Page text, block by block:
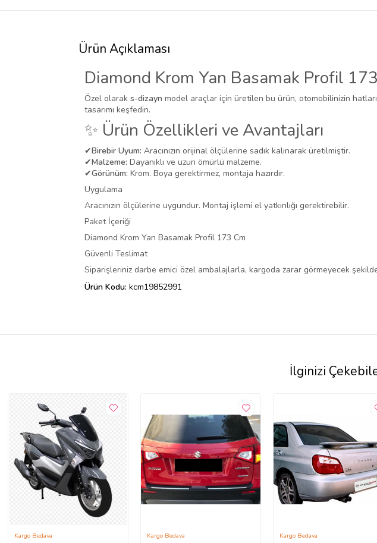
Ürün Açıklaması
Diamond Krom Yan Basamak Profil
Özel olarak s-dizayn model araçlar için üretilen bu ürün, otomobilinizin
tasarımı keşfedin.
✨ Ürün Özellikleri ve Avantajları
✔Birebir Uyum: Aracınızın orijinal ölçülerine sadık kalınarak üretilmiştir.
✔Malzeme: Dayanıklı ve uzun ömürlü malzeme.
✔Görünüm: Krom. Boya gerektirmez, montaja hazırdır.
Uygulama
Aracınızın ölçülerine uygundur. Montaj işlemi el yatkınlığı gerektirebilir.
Paket İçeriği
Diamond Krom Yan Basamak Profil 173 Cm
Güvenli Teslimat
Siparişleriniz darbe emici özel ambalajlarla, kargoda zarar görmeyecek
Ürün Kodu: kcm19852991
İlginizi
Kargo Bedava Kargo Bedava Kargo Bedava